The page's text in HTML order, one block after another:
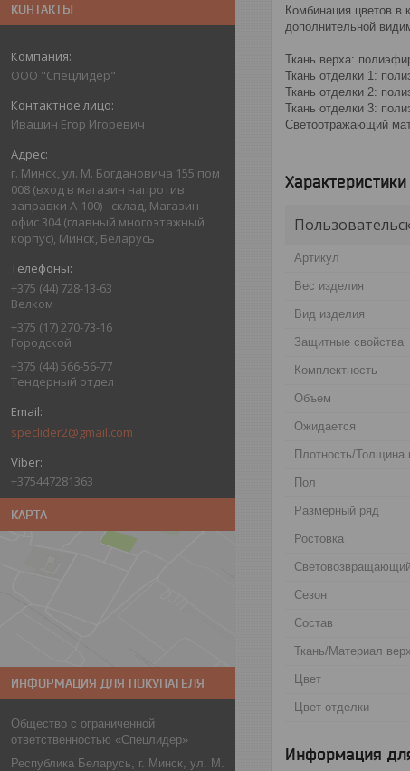
КОНТАКТЫ
ООО "Спецлидер"
Ивашин Егор Игоревич
г. Минск, ул. М. Богдановича 155 пом
008 (вход в магазин напротив
заправки А-100) - склад, Магазин -
офис 304 (главный многоэтажный
корпус), Минск, Беларусь
+375 (44) 728-13-63
Велком
+375 (17) 270-73-16
Городской
+375 (44) 566-56-77
Тендерный отдел
speclider2@gmail.com
+375447281363
КАРТА
ИНФОРМАЦИЯ ДЛЯ ПОКУПАТЕЛЯ
Общество с ограниченной
ответственностью «Спецлидер»
Республика Беларусь, г. Минск, ул. М.
Комбинация цветов в
дополнительной
Ткань верха:
Ткань отделки 1:
Ткань отделки 2:
Ткань отделки 3:
Светоотражающий
Характеристики
Артикул
Вес изделия
Вид изделия
Защитные свойства
Комплектность
Объем
Ожидается
Плотность/Толщина
Пол
Размерный ряд
Ростовка
Сезон
Состав
Ткань/Материал
Цвет
Цвет отделки
Информация